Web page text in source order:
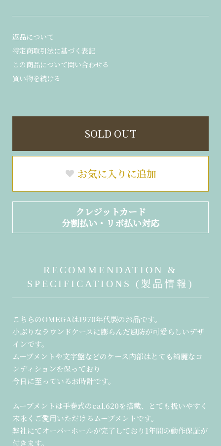
返品について
特定商取引法に基づく表記
この商品について問い合わせる
買い物を続ける
SOLD OUT
お気に入りに追加
クレジットカード
分割払い・リボ払い対応
RECOMMENDATION &
SPECIFICATIONS (製品情報)
こちらのOMEGAは1970年代製のお品です。
小ぶりなラウンドケースに膨らんだ風防が可愛らしいデザ
インです。
ムーブメントや文字盤などのケース内部はとても綺麗なコ
ンディションを保っており
今日に至っているお時計です。
ムーブメントは手巻式のcal.620を搭載、とても扱いやすく
末永くご愛用いただけるムーブメントです。
弊社にてオーバーホールが完了しており1年間の動作保証が
付きます。